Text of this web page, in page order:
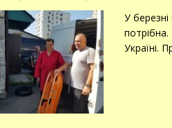
У
Україні.